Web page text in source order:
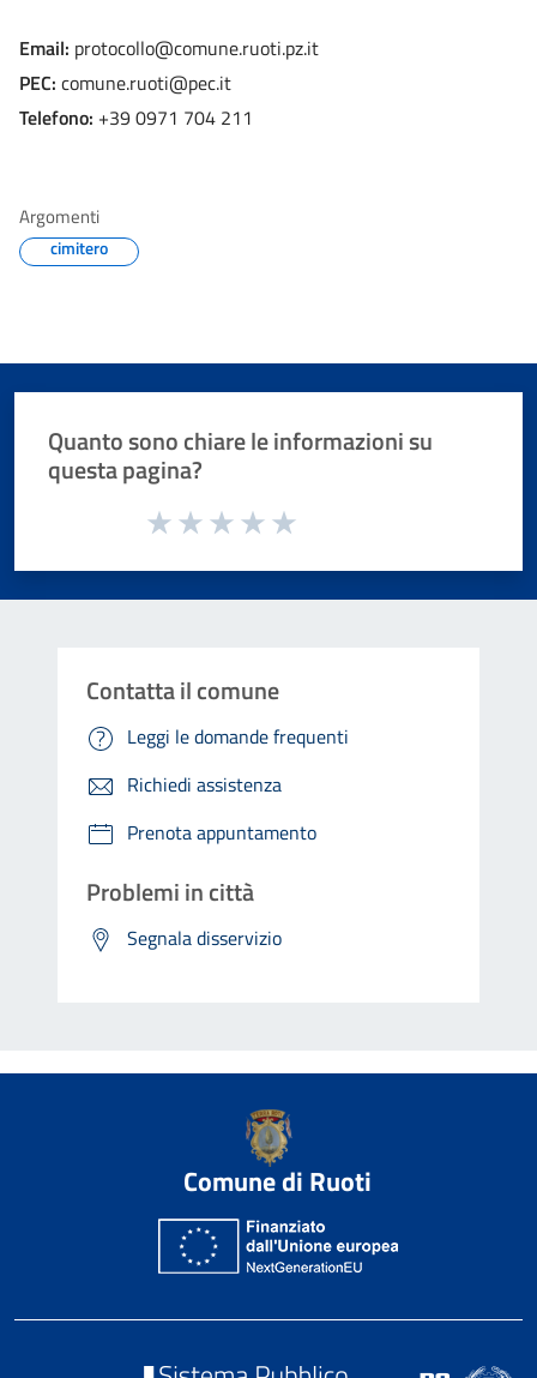
Email: protocollo@comune.ruoti.pz.it
PEC: comune.ruoti@pec.it
Telefono: +39 0971 704 211
Argomenti
cimitero
Quanto sono chiare le informazioni su
questa pagina?
Valuta da 1 a 5 stelle la pagina
Contatta il comune
Leggi le domande frequenti
Richiedi assistenza
Prenota appuntamento
Problemi in città
Segnala disservizio
Comune di Ruoti